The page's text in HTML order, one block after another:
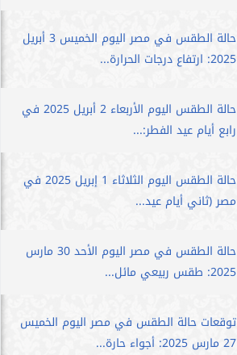
حالة الطقس في مصر اليوم الخميس 3 أبريل
2025: ارتفاع درجات الحرارة...
حالة الطقس اليوم الأربعاء 2 أبريل 2025 في
رابع أيام عيد الفطر:...
حالة الطقس اليوم الثلاثاء 1 إبريل 2025 في
مصر (ثاني أيام عيد...
حالة الطقس في مصر اليوم الأحد 30 مارس
2025: طقس ربيعي مائل...
توقعات حالة الطقس في مصر اليوم الخميس
27 مارس 2025: أجواء حارة...